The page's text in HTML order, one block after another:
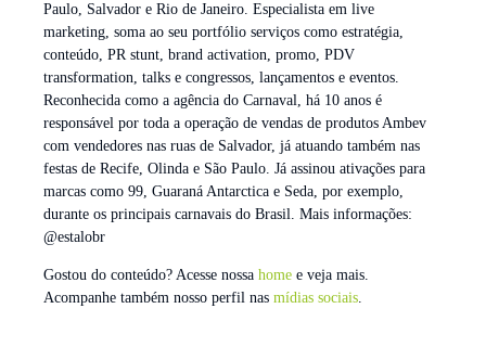
Paulo, Salvador e Rio de Janeiro. Especialista em live
marketing, soma ao seu portfólio serviços como estratégia,
conteúdo, PR stunt, brand activation, promo, PDV
transformation, talks e congressos, lançamentos e eventos.
Reconhecida como a agência do Carnaval, há 10 anos é
responsável por toda a operação de vendas de produtos Ambev
com vendedores nas ruas de Salvador, já atuando também nas
festas de Recife, Olinda e São Paulo. Já assinou ativações para
marcas como 99, Guaraná Antarctica e Seda, por exemplo,
durante os principais carnavais do Brasil. Mais informações:
@estalobr
Gostou do conteúdo? Acesse nossa home e veja mais.
Acompanhe também nosso perfil nas mídias sociais.